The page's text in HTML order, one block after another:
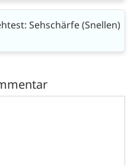
Sehschärfe (Snellen)